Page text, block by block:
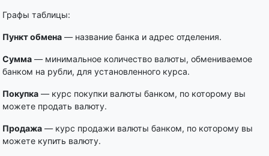
Графы таблицы:
Пункт обмена — название банка и адрес отделения.
Сумма — минимальное количество валюты, обмениваемое
банком на рубли, для установленного курса.
Покупка — курс покупки валюты банком, по которому вы
можете продать валюту.
Продажа — курс продажи валюты банком, по которому вы
можете купить валюту.